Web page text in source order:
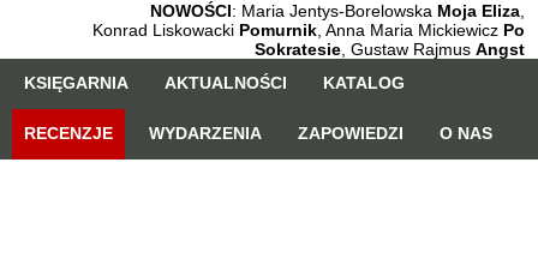
NOWOŚCI: Maria Jentys-Borelowska Moja Eliza,
Konrad Liskowacki Pomurnik, Anna Maria Mickiewicz Po
Sokratesie, Gustaw Rajmus Angst
KSIĘGARNIA
AKTUALNOŚCI KATALOG
RECENZJE WYDARZENIA ZAPOWIEDZI O NAS